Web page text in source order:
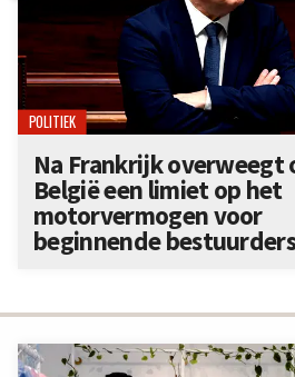
POLITIEK
Na Frankrijk overweegt
België een limiet op het
motorvermogen voor
beginnende bestuurders